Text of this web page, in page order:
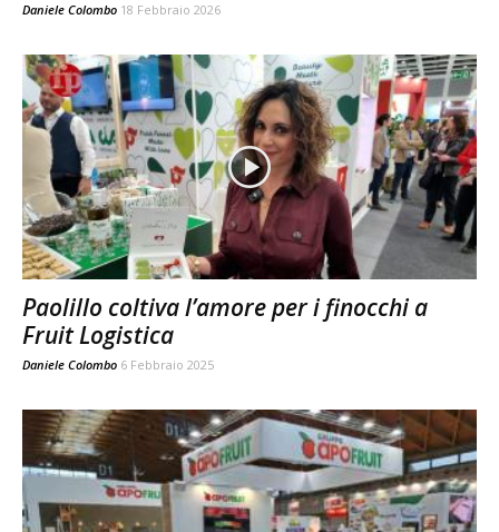
Daniele Colombo 18 Febbraio 2026
Paolillo coltiva l’amore per i finocchi a
Fruit Logistica
Daniele Colombo 6 Febbraio 2025